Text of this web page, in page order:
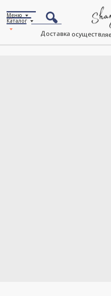
Доставка
Каталог
Меню